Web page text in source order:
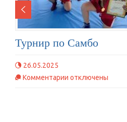
Турнир по Самбо
26.05.2025
Комментарии котключены